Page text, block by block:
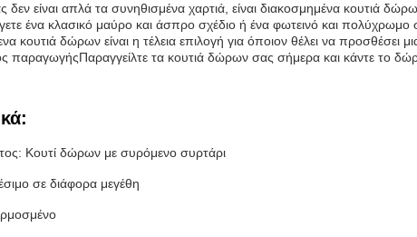
δεν είναι απλά τα συνηθισμένα χαρτιά, είναι διακοσμημένα κουτιά
ένα κλασικό μαύρο και άσπρο σχέδιο ή ένα φωτεινό και
κουτιά δώρων είναι η τέλεια επιλογή για όποιον θέλει να προσθέσει
παραγωγήςΠαραγγείλτε τα κουτιά δώρων σας σήμερα και κάντε το
Κουτί δώρων με συρόμενο συρτάρι
σε διάφορα μεγέθη